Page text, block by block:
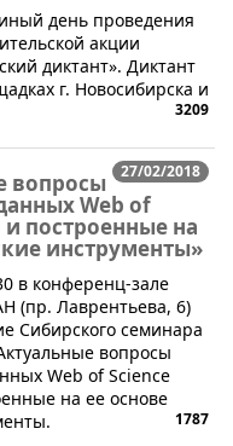
день проведения
акции
диктант». Диктант
г. Новосибирска и
3209
27/02/2018
вопросы
Web of
и построенные на
инструменты»
в конференц-зале
(пр. Лаврентьева, 6)
Сибирского семинара
вопросы
Web of Science
на ее основе
1787